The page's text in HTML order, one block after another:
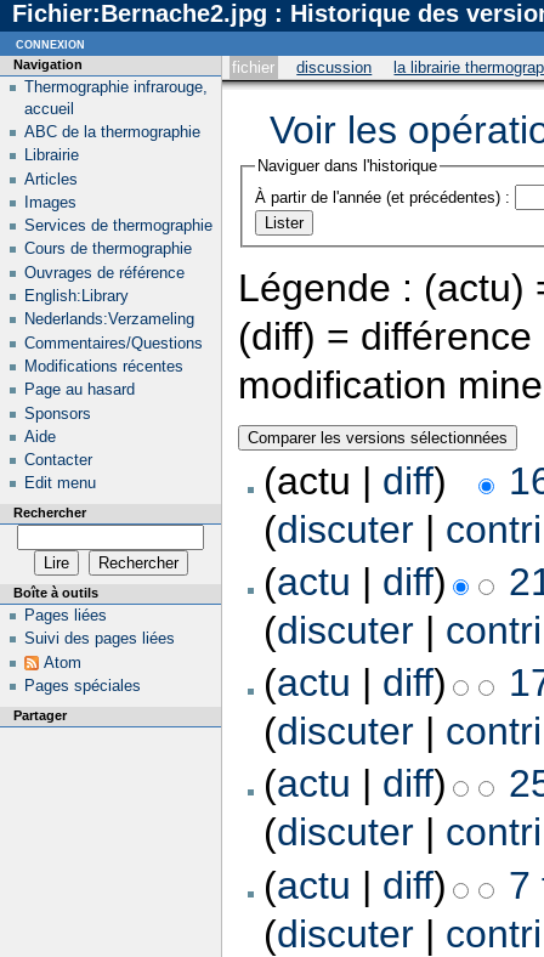
Fichier:Bernache2.jpg : Historique des
fichier discussion la librairie
Voir les
Naviguer dans l'historique
À partir de l'année (et précédentes) :
Légende : (actu)
(diff) =
modification
(actu | diff)
(discuter|
(actu | diff)
(discuter|
(actu | diff)
(discuter|
(actu | diff)
(discuter|
(actu | diff)
7
(discuter|
Navigation
Thermographie infrarouge,
accueil
ABC de la thermographie
Librairie
Articles
Images
Services de thermographie
Cours de thermographie
Ouvrages de référence
English:Library
Nederlands:Verzameling
Commentaires/Questions
Modifications récentes
Page au hasard
Sponsors
Aide
Contacter
Edit menu
Rechercher
Boîte à outils
Pages liées
Suivi des pages liées
Atom
Pages spéciales
Partager
connexion